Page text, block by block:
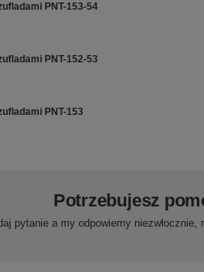
PNT-153-54
PNT-152-53
PNT-153
Potrzebujesz
pytanie a my odpowiemy